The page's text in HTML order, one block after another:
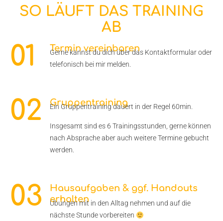
SO LÄUFT DAS TRAINING
AB
01 Termin vereinbaren
Gerne kannst du dich über das Kontaktformular oder
telefonisch bei mir melden.
02 Gruppentraining
Ein Gruppentraining dauert in der Regel 60min.
Insgesamt sind es 6 Trainingsstunden, gerne können
nach Absprache aber auch weitere Termine gebucht
werden.
03
Hausaufgaben & ggf. Handouts
erhalten
Übungen mit in den Alltag nehmen und auf die
nächste Stunde vorbereiten